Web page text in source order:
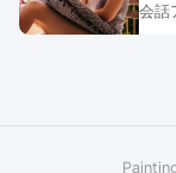
会話